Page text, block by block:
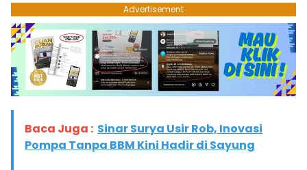
Advertisement
Baca Juga : Sinar Surya Usir Rob, Inovasi
Pompa Tanpa BBM Kini Hadir di Sayung